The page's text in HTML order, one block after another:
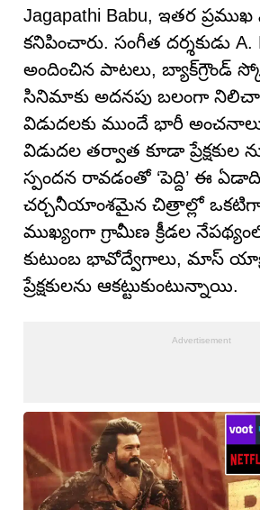
Jagapathi Babu, ఇతర
కనిపించారు. సంగీత దర్శకుడు A.
అందించిన పాటలు, బ్యాక్‌గ్రౌండ్
సినిమాకు అదనపు బలంగా
విడుదలకు ముందే భారీ
విడుదల తర్వాత కూడా ప్రేక్షకుల
స్పందన రావడంతో ‘పెద్ది’ ఈ
చర్చనీయాంశమైన చిత్రాల్లో
ముఖ్యంగా గ్రామీణ క్రీడల
కుటుంబ భావోద్వేగాలు, మాస్
ప్రేక్షకులను ఆకట్టుకుంటున్నాయి.